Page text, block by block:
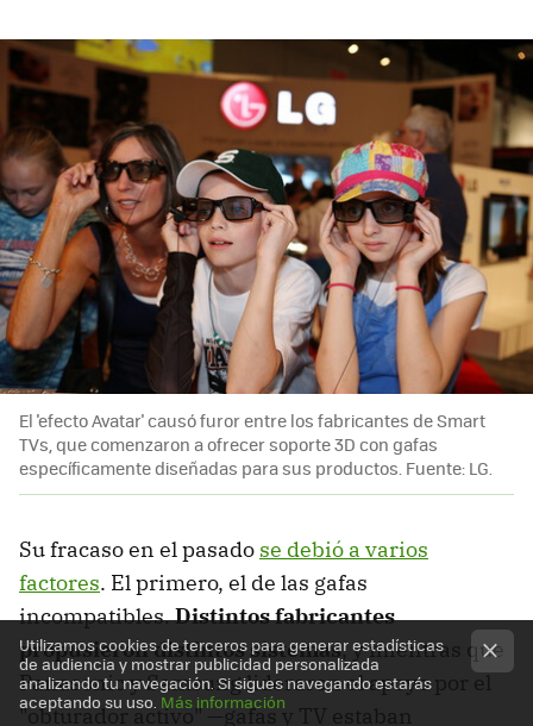
El 'efecto Avatar' causó furor entre los fabricantes de Smart
TVs, que comenzaron a ofrecer soporte 3D con gafas
específicamente diseñadas para sus productos. Fuente: LG.
Su fracaso en el pasado se debió a varios
factores. El primero, el de las gafas
incompatibles.Distintos fabricantes
propusieron distintos sistemas, y mientras que
Panasonic y Samsung lideraron el apoyo por el
"obturador activo" —gafas y TV estaban
Utilizamos cookies de terceros para generar estadísticas
de audiencia y mostrar publicidad personalizada
analizando tu navegación. Si sigues navegando estarás
aceptando su uso. Más información